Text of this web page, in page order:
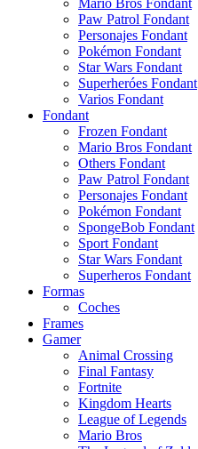
Paw Patrol Fondant
Personajes Fondant
Pokémon Fondant
Star Wars Fondant
Superheróes Fondant
Varios Fondant
Fondant
Frozen Fondant
Mario Bros Fondant
Others Fondant
Paw Patrol Fondant
Personajes Fondant
Pokémon Fondant
SpongeBob Fondant
Sport Fondant
Star Wars Fondant
Superheros Fondant
Formas
Coches
Frames
Gamer
Animal Crossing
Final Fantasy
Fortnite
Kingdom Hearts
League of Legends
Mario Bros